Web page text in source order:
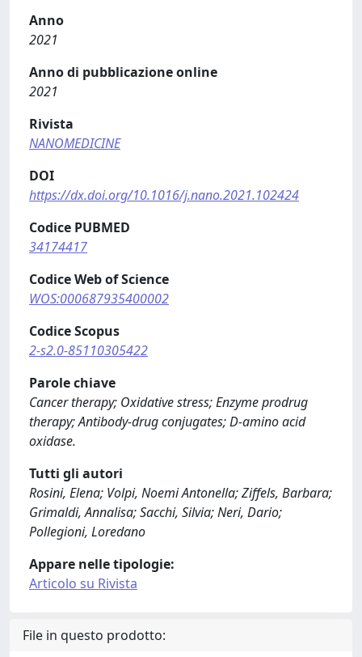
Anno
2021
Anno di pubblicazione online
2021
Rivista
NANOMEDICINE
DOI
https://dx.doi.org/10.1016/j.nano.2021.102424
Codice PUBMED
34174417
Codice Web of Science
WOS:000687935400002
Codice Scopus
2-s2.0-85110305422
Parole chiave
Cancer therapy; Oxidative stress; Enzyme prodrug
therapy; Antibody-drug conjugates; D-amino acid
oxidase.
Tutti gli autori
Rosini, Elena; Volpi, Noemi Antonella; Ziffels, Barbara;
Grimaldi, Annalisa; Sacchi, Silvia; Neri, Dario;
Pollegioni, Loredano
Appare nelle tipologie:
Articolo su Rivista
File in questo prodotto: